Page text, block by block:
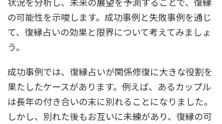
の可能性を示唆します。成功事例と失敗事例を通じ
て、復縁占いの効果と限界について考えてみましょ
う。
成功事例では、復縁占いが関係修復に大きな役割を
果たしたケースがあります。例えば、あるカップル
は長年の付き合いの末に別れることになりました。
しかし、別れた後もお互いに未練があり、復縁の可